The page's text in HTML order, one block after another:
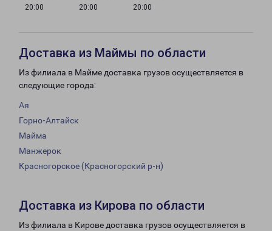
20:00
20:00
20:00
Доставка из Маймы по области
Из филиала в Майме доставка грузов осуществляется в
следующие города:
Ая
Горно-Алтайск
Майма
Манжерок
Красногорское (Красногорский р-н)
Доставка из Кирова по области
Из филиала в Кирове доставка грузов осуществляется в